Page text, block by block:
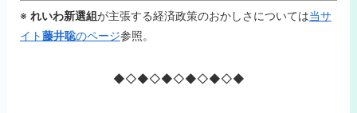
※ れいわ新選組が主張する経済政策のおかしさについては当サ
イト藤井聡のページ参照。
◆◇◆◇◆◇◆◇◆◇◆